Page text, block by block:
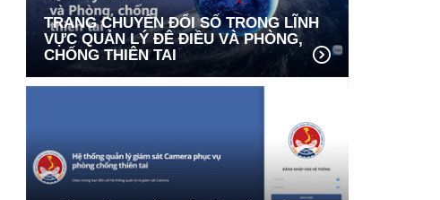
TRANG CHUYỂN ĐỔI SỐ TRONG LĨNH
VỰC QUẢN LÝ ĐÊ ĐIỀU VÀ PHÒNG,
CHỐNG THIÊN TAI